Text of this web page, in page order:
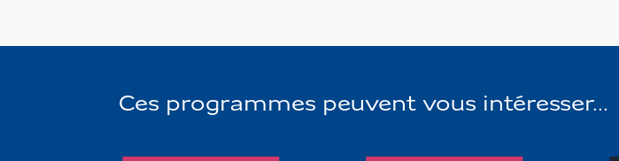
Ces programmes peuvent vous intéresser...